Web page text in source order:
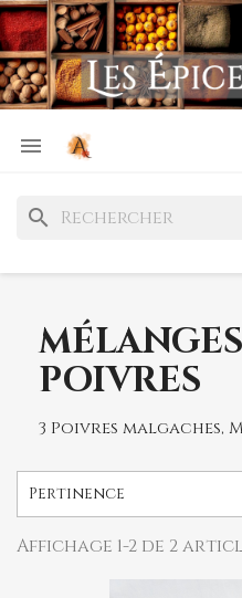

search
POIVRES
3 Poivres malgaches,
Pertinence
Affichage 1-2 de 2